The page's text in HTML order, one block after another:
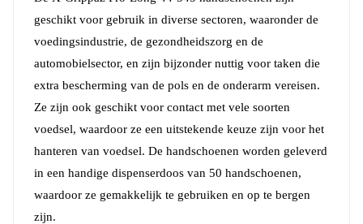
geschikt voor gebruik in diverse sectoren, waaronder de
voedingsindustrie, de gezondheidszorg en de
automobielsector, en zijn bijzonder nuttig voor taken die
extra bescherming van de pols en de onderarm vereisen.
Ze zijn ook geschikt voor contact met vele soorten
voedsel, waardoor ze een uitstekende keuze zijn voor het
hanteren van voedsel. De handschoenen worden geleverd
in een handige dispenserdoos van 50 handschoenen,
waardoor ze gemakkelijk te gebruiken en op te bergen
zijn.